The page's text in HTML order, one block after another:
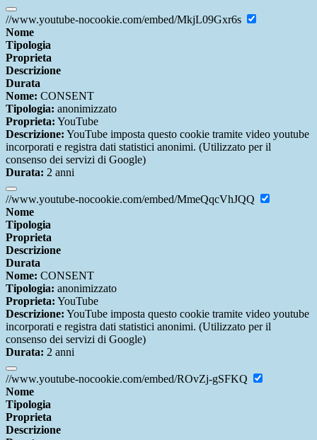
//www.youtube-nocookie.com/embed/MkjL09Gxr6s
Nome
Tipologia
Proprieta
Descrizione
Durata
Nome: CONSENT
Tipologia: anonimizzato
Proprieta: YouTube
Descrizione: YouTube imposta questo cookie tramite video youtube
incorporati e registra dati statistici anonimi. (Utilizzato per il
consenso dei servizi di Google)
Durata: 2 anni
//www.youtube-nocookie.com/embed/MmeQqcVhJQQ
Nome
Tipologia
Proprieta
Descrizione
Durata
Nome: CONSENT
Tipologia: anonimizzato
Proprieta: YouTube
Descrizione: YouTube imposta questo cookie tramite video youtube
incorporati e registra dati statistici anonimi. (Utilizzato per il
consenso dei servizi di Google)
Durata: 2 anni
//www.youtube-nocookie.com/embed/ROvZj-gSFKQ
Nome
Tipologia
Proprieta
Descrizione